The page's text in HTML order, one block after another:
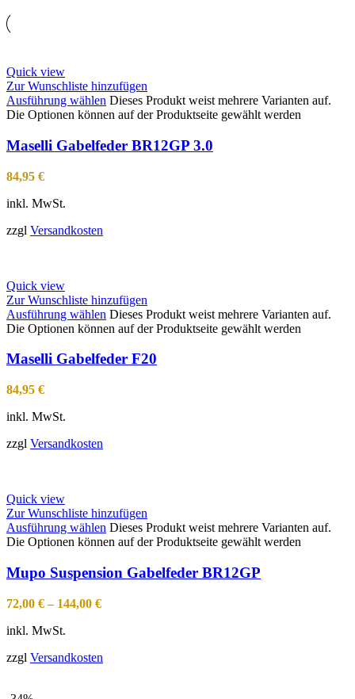
Quick view
Zur Wunschliste hinzufügen
Ausführung wählen Dieses Produkt weist mehrere Varianten auf.
Die Optionen können auf der Produktseite gewählt werden
Maselli Gabelfeder BR12GP 3.0
84,95 €
inkl. MwSt.
zzgl Versandkosten
Quick view
Zur Wunschliste hinzufügen
Ausführung wählen Dieses Produkt weist mehrere Varianten auf.
Die Optionen können auf der Produktseite gewählt werden
Maselli Gabelfeder F20
84,95 €
inkl. MwSt.
zzgl Versandkosten
Quick view
Zur Wunschliste hinzufügen
Ausführung wählen Dieses Produkt weist mehrere Varianten auf.
Die Optionen können auf der Produktseite gewählt werden
Mupo Suspension Gabelfeder BR12GP
72,00 €– 144,00 €
inkl. MwSt.
zzgl Versandkosten